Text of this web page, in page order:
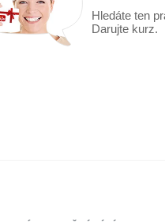
Hledáte ten
Darujte kurz.